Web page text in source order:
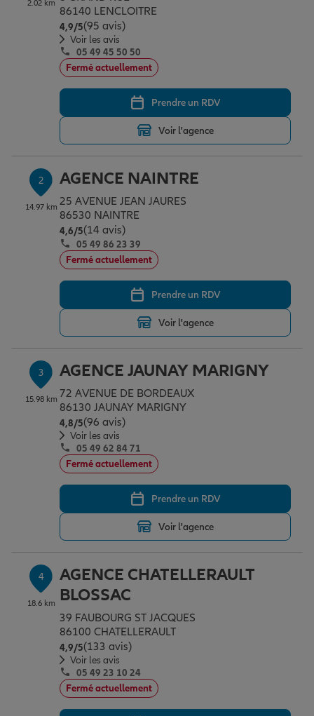
Assurance emprunteur
Prévoyance et dépendance
Assurance animal de compagnie
Protection de la famille
Protection juridique
Épargne & retraite
Plan épargne retraite
Assurance vie
Placements financiers
Investissements immobiliers
Transmission
Vos projets
Partir en vacances
Déménager
Changer de voiture
Départ à la retraite
Préparer l’avenir
Conseil assurance
Outre-mer
Assurance auto
Assurance habitation
Le Pack Famille
Garantie des accidents de la vie
Assurance scolaire
Protection juridique
Retraite
Tous nos devis d'assurance
Professionnels
Allianz en France
2.02 km
86140 LENCLOITRE
4,9/5Note de 4.9 sur 5
(95 avis)
Voir les avis
05 49 45 50 50
Fermé actuellement
Prendre un RDV
Voir l'agence
2
14.97 km
AGENCE NAINTRE
25 AVENUE JEAN JAURES
86530 NAINTRE
4,6/5Note de 4.6 sur 5
(14 avis)
05 49 86 23 39
Fermé actuellement
Prendre un RDV
Voir l'agence
3
15.98 km
AGENCE JAUNAY MARIGNY
72 AVENUE DE BORDEAUX
86130 JAUNAY MARIGNY
4,8/5Note de 4.8 sur 5
(96 avis)
Voir les avis
05 49 62 84 71
Fermé actuellement
Prendre un RDV
Voir l'agence
4
18.6 km
AGENCE CHATELLERAULT
BLOSSAC
39 FAUBOURG ST JACQUES
86100 CHATELLERAULT
4,9/5Note de 4.9 sur 5
(133 avis)
Voir les avis
05 49 23 10 24
Fermé actuellement